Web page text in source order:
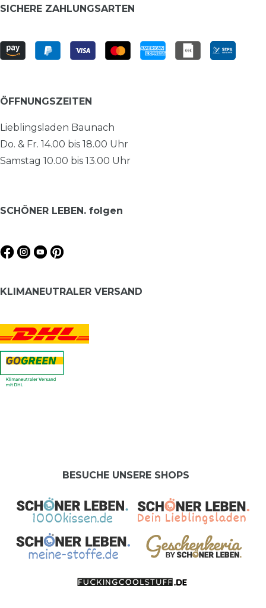
SICHERE ZAHLUNGSARTEN
ÖFFNUNGSZEITEN
Lieblingsladen Baunach
Do. & Fr. 14.00 bis 18.00 Uhr
Samstag 10.00 bis 13.00 Uhr
SCHÖNER LEBEN. folgen
KLIMANEUTRALER VERSAND
BESUCHE UNSERE SHOPS